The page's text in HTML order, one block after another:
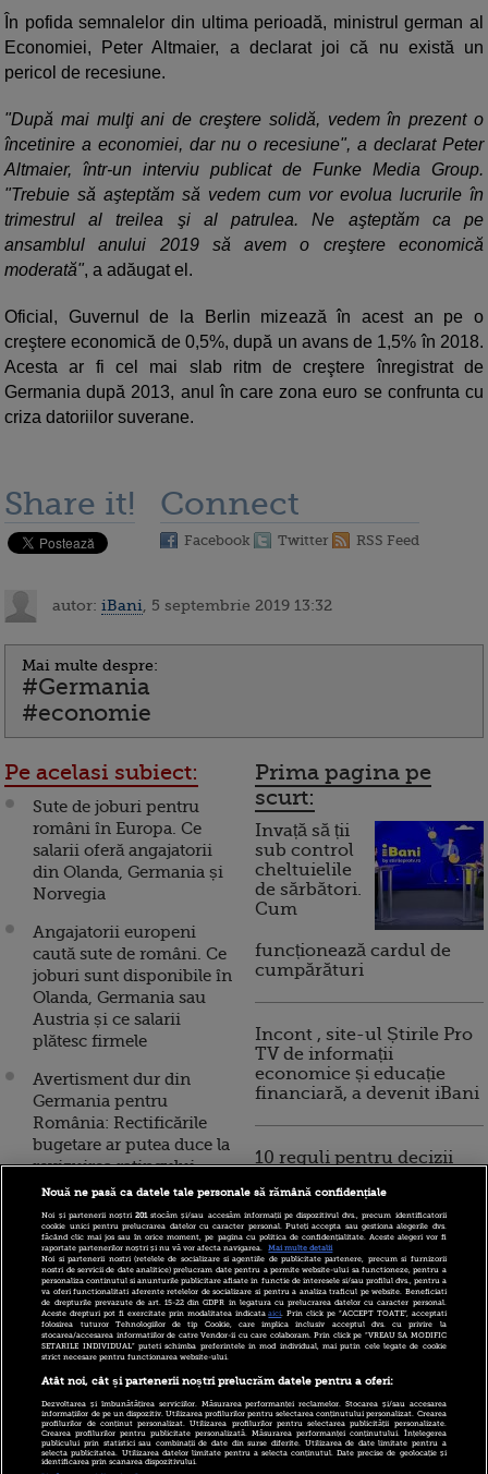
În pofida semnalelor din ultima perioadă, ministrul german al
Economiei, Peter Altmaier, a declarat joi că nu există un
pericol de recesiune.
"După mai mulţi ani de creştere solidă, vedem în prezent o
încetinire a economiei, dar nu o recesiune", a declarat Peter
Altmaier, într-un interviu publicat de Funke Media Group.
"Trebuie să aşteptăm să vedem cum vor evolua lucrurile în
trimestrul al treilea şi al patrulea. Ne aşteptăm ca pe
ansamblul anului 2019 să avem o creştere economică
moderată", a adăugat el.
Oficial, Guvernul de la Berlin mizează în acest an pe o
creştere economică de 0,5%, după un avans de 1,5% în 2018.
Acesta ar fi cel mai slab ritm de creştere înregistrat de
Germania după 2013, anul în care zona euro se confrunta cu
criza datoriilor suverane.
Share it! Connect
Facebook Twitter RSS Feed
autor: iBani , 5 septembrie 2019 13:32
Mai multe despre:
#Germania
#economie
Pe acelasi subiect:
Sute de joburi pentru
români în Europa. Ce
salarii oferă angajatorii
din Olanda, Germania și
Norvegia
Angajatorii europeni
caută sute de români. Ce
joburi sunt disponibile în
Olanda, Germania sau
Austria și ce salarii
plătesc firmele
Avertisment dur din
Germania pentru
România: Rectificările
bugetare ar putea duce la
revizuirea ratingului
suveran al țării
Fitch a retrogradat
Vodafone, după
preluarea activelor
Liberty Global din
Germania, Cehia,
Ungaria şi România
Sute de joburi pentru
români în străinătate,
cele mai multe în Olanda
și Germania. Ce angajați
caută firmele
Prima pagina pe
scurt:
Invață să ții
sub control
cheltuielile
de sărbători.
Cum
funcționează cardul de
cumpărături
Incont , site-ul Știrile Pro
TV de informații
economice și educație
financiară, a devenit iBani
10 reguli pentru decizii
Nouă ne pasă ca datele tale personale să rămână confidențiale
Noi și partenerii noștri201stocăm și/sau accesăm informații pe dispozitivul dvs., precum identificatorii
cookie unici pentru prelucrarea datelor cu caracter personal. Puteți accepta sau gestiona alegerile dvs.
făcând clic mai jos sau în orice moment, pe pagina cu politica de confidențialitate. Aceste alegeri vor fi
raportate partenerilor noștri și nu vă vor afecta navigarea.
Mai multe detalii
Noi si partenerii nostri (retelele de socializare si agentiile de publicitate partenere, precum si furnizorii
nostri de servicii de date analitice) prelucram date pentru a permite website-ului sa functioneze, pentru a
personaliza continutul si anunturile publicitare afisate in functie de interesele si/sau profilul dvs., pentru a
va oferi functionalitati aferente retelelor de socializare si pentru a analiza traficul pe website. Beneficiati
de drepturile prevazute de art. 15-22 din GDPR in legatura cu prelucrarea datelor cu caracter personal.
Aceste drepturi pot fi exercitate prin modalitatea indicataaici. Prin click pe “ACCEPT TOATE”, acceptati
folosirea tuturor Tehnologiilor de tip Cookie, care implica inclusiv acceptul dvs. cu privire la
stocarea/accesarea informatiilor de catre Vendor-ii cu care colaboram. Prin click pe “VREAU SA MODIFIC
SETARILE INDIVIDUAL” puteti schimba preferintele in mod individual, mai putin cele legate de cookie
strict necesare pentru functionarea website-ului.
Atât noi, cât și partenerii noștri prelucrăm datele pentru a oferi:
Dezvoltarea și îmbunătățirea serviciilor. Măsurarea performanței reclamelor. Stocarea și/sau accesarea
informațiilor de pe un dispozitiv. Utilizarea profilurilor pentru selectarea conținutului personalizat. Crearea
profilurilor de conținut personalizat. Utilizarea profilurilor pentru selectarea publicității personalizate.
Crearea profilurilor pentru publicitate personalizată. Măsurarea performanței conținutului. Înțelegerea
publicului prin statistici sau combinații de date din surse diferite. Utilizarea de date limitate pentru a
selecta publicitatea. Utilizarea datelor limitate pentru a selecta conținutul. Date precise de geolocație și
identificarea prin scanarea dispozitivului.